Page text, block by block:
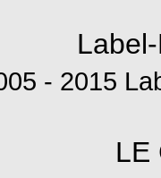
- 2015
LE